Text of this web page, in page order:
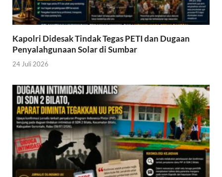
Kapolri Didesak Tindak Tegas PETI dan Dugaan
Penyalahgunaan Solar di Sumbar
24 Juli 2026